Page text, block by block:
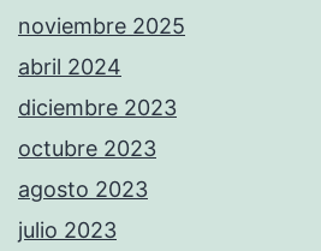
noviembre 2025
abril 2024
diciembre 2023
octubre 2023
agosto 2023
julio 2023